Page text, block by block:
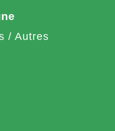
/ Autres